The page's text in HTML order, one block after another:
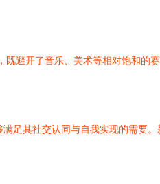
避开了音乐、美术等相对饱和的
足其社交认同与自我实现的需要